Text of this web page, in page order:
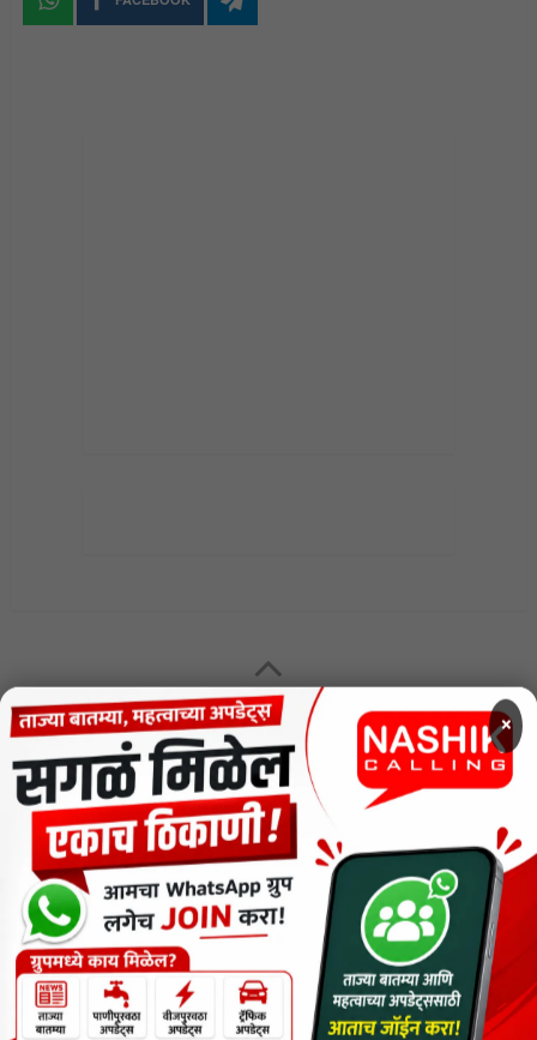
MENU
CODE OF ETHICS FOR DIGITAL NEWS WEBSITES
Contact Us
Privacy Policy
Short News
ThemeNcode PDF Viewer SC [Do not Delete]
वाचकांना विनम्र सूचना
×